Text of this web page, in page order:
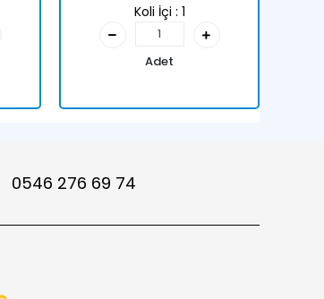
Koli İçi : 1
Adet
0546 276 69 74